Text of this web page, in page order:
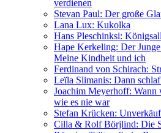
verdienen
Stevan Paul: Der große
Lana Lux: Kukolka
Hans Pleschinksi:
Hape Kerkeling: Der
Meine Kindheit und ich
Ferdinand von Schirach:
Leïla Slimanis: Dann
Joachim Meyerhoff: Wann
wie es nie war
Stefan Krücken:
Cilla & Rolf Börjlind: Die